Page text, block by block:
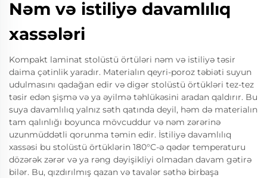
Nəm və istiliyə davamlılıq
xassələri
Kompakt laminat stolüstü örtüləri nəm və istiliyə təsir
daima çətinlik yaradır. Materialın qeyri-poroz təbiəti suyun
udulmasını qadağan edir və digər stolüstü örtükləri tez-tez
təsir edən şişmə və ya əyilmə təhlükəsini aradan qaldırır. Bu
suya davamlılıq yalnız səth qatında deyil, həm də materialın
tam qalınlığı boyunca mövcuddur və nəm zərərinə
uzunmüddətli qorunma təmin edir. İstiliyə davamlılıq
xassəsi bu stolüstü örtüklərin 180°C-ə qədər temperaturu
dözərək zərər və ya rəng dəyişikliyi olmadan davam gətirə
bilər. Bu, qızdırılmış qazan və tavalər səthə birbaşa